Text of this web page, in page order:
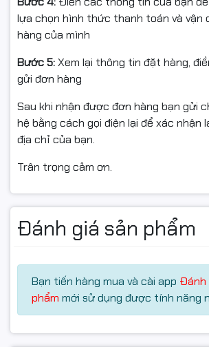
Dung lượngRAM 16GB DDR4giúp máy
khi mở nhiều ứng dụng cùng lúc. Ổ
mang lại tốc độ khởi động nhanh, truy
thì và không gian lưu trữ lớn, phù hợp
cần lưu nhiều tài liệu, hình ảnh hoặc dữ
lựa chọn hình thức thanh toán và vận
hàng của mình
Bước 5:Xem lại thông tin đặt hàng,
gửi đơn hàng
Sau khi nhận được đơn hàng bạn gửi
hệ bằng cách gọi điện lại để xác nhận
địa chỉ của bạn.
Trân trọng cảm ơn.
Đánh giá sản phẩm
Bạn tiến hàng mua và cài app Đánh
phẩm mới sử dụng được tính năng